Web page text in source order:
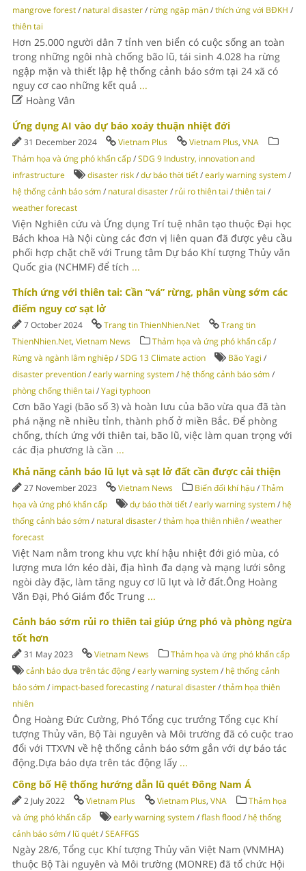
mangrove forest/ natural disaster/ rừng ngập mặn/thích ứng với BĐKH /
thiên tai
Hơn 25.000 người dân 7 tỉnh ven biển có cuộc sống an toàn
trong những ngôi nhà chống bão lũ, tái sinh 4.028 ha rừng
ngập mặn và thiết lập hệ thống cảnh báo sớm tại 24 xã có
nguy cơ cao những kết quả ...
Hoàng Vân
Ứng dụng AI vào dự báo xoáy thuận nhiệt đới
31 December 2024 Vietnam Plus Vietnam Plus, VNA
Thảm họa và ứng phó khẩn cấp/SDG 9 Industry, innovation and
infrastructure
disaster risk/dự báo thời tiết/early warning system/
hệ thống cảnh báo sớm/ natural disaster/ rủi ro thiên tai /thiên tai /
weather forecast
Viện Nghiên cứu và Ứng dụng Trí tuệ nhân tạo thuộc Đại học
Bách khoa Hà Nội cùng các đơn vị liên quan đã được yêu cầu
phối hợp chặt chẽ với Trung tâm Dự báo Khí tượng Thủy văn
Quốc gia (NCHMF) để tích ...
Thích ứng với thiên tai: Cần “vá” rừng, phân vùng sớm các
điểm nguy cơ sạt lở
7 October 2024 Trang tin ThienNhien.Net
Trang tin
ThienNhien.Net, Vietnam News Thảm họa và ứng phó khẩn cấp/
Rừng và ngành lâm nghiệp/SDG 13 Climate action Bão Yagi /
disaster prevention/early warning system/ hệ thống cảnh báo sớm/
phòng chống thiên tai /Yagi typhoon
Cơn bão Yagi (bão số 3) và hoàn lưu của bão vừa qua đã tàn
phá nặng nề nhiều tỉnh, thành phố ở miền Bắc. Để phòng
chống, thích ứng với thiên tai, bão lũ, việc làm quan trọng với
các địa phương là cần ...
Khả năng cảnh báo lũ lụt và sạt lở đất cần được cải thiện
27 November 2023 Vietnam News Biến đổi khí hậu/Thảm
họa và ứng phó khẩn cấp
dự báo thời tiết/early warning system/ hệ
thống cảnh báo sớm/ natural disaster/thảm họa thiên nhiên/weather
forecast
Việt Nam nằm trong khu vực khí hậu nhiệt đới gió mùa, có
lượng mưa lớn kéo dài, địa hình đa dạng và mạng lưới sông
ngòi dày đặc, làm tăng nguy cơ lũ lụt và lở đất.Ông Hoàng
Văn Đại, Phó Giám đốc Trung ...
Cảnh báo sớm rủi ro thiên tai giúp ứng phó và phòng ngừa
tốt hơn
31 May 2023 Vietnam News
Thảm họa và ứng phó khẩn cấp
cảnh báo dựa trên tác động/early warning system/ hệ thống cảnh
báo sớm/ impact-based forecasting/ natural disaster/thảm họa thiên
nhiên
Ông Hoàng Đức Cường, Phó Tổng cục trưởng Tổng cục Khí
tượng Thủy văn, Bộ Tài nguyên và Môi trường đã có cuộc trao
đổi với TTXVN về hệ thống cảnh báo sớm gắn với dự báo tác
động.Dựa báo dựa trên tác động lấy ...
Công bố Hệ thống hướng dẫn lũ quét Đông Nam Á
2 July 2022 Vietnam Plus Vietnam Plus, VNA
Thảm họa
và ứng phó khẩn cấp
early warning system/flash flood/ hệ thống
cảnh báo sớm/ lũ quét/SEAFFGS
Ngày 28/6, Tổng cục Khí tượng Thủy văn Việt Nam (VNMHA)
thuộc Bộ Tài nguyên và Môi trường (MONRE) đã tổ chức Hội